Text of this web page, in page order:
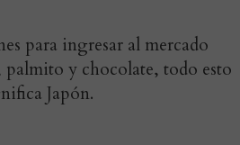
para ingresar al mercado
y chocolate, todo esto
Japón.